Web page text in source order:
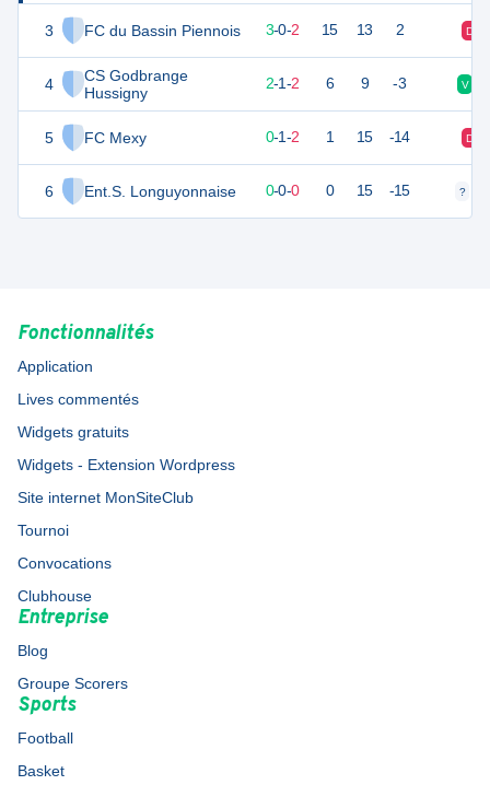
3 FC du Bassin Piennois
4
CS Godbrange
Hussigny
5 FC Mexy
6 Ent.S. Longuyonnaise
14 5 3-0-2 15 13 2 D
2-1-2 6 9 -3 V
0-1-2 1 15 -14 D
-5 5 0-0-0 0 15 -15 ?
Fonctionnalités
Application
Lives commentés
Widgets gratuits
Widgets - Extension Wordpress
Site internet MonSiteClub
Tournoi
Convocations
Clubhouse
Entreprise
Blog
Groupe Scorers
Sports
Football
Basket